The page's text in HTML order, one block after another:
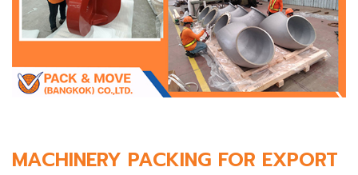
MACHINERY PACKING FOR EXPORT